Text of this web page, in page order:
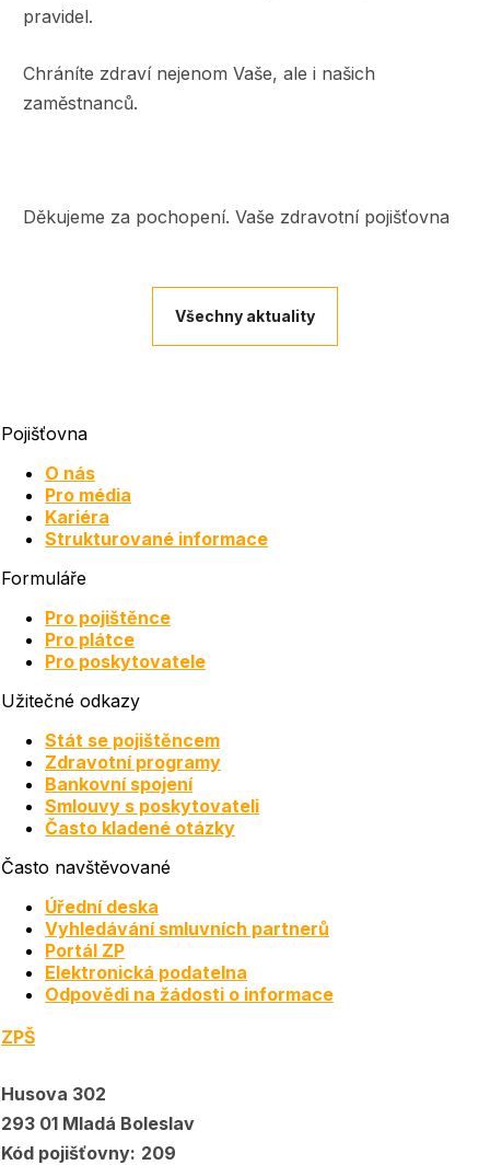
pravidel.
Chráníte zdraví nejenom Vaše, ale i našich
zaměstnanců.
Děkujeme za pochopení. Vaše zdravotní pojišťovna
Všechny aktuality
Pojišťovna
O nás
Pro média
Kariéra
Strukturované informace
Formuláře
Pro pojištěnce
Pro plátce
Pro poskytovatele
Užitečné odkazy
Stát se pojištěncem
Zdravotní programy
Bankovní spojení
Smlouvy s poskytovateli
Často kladené otázky
Často navštěvované
Úřední deska
Vyhledávání smluvních partnerů
Portál ZP
Elektronická podatelna
Odpovědi na žádosti o informace
ZPŠ
Husova 302
293 01 Mladá Boleslav
Kód pojišťovny: 209